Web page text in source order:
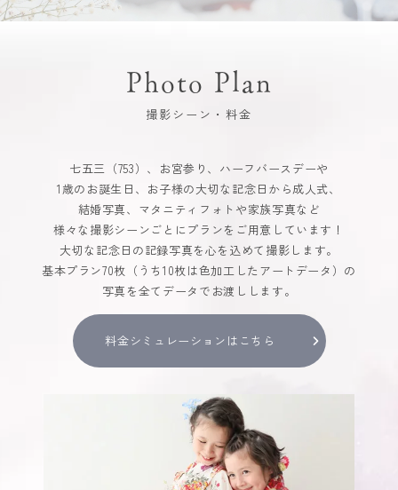
Photo Plan
撮影シーン・料金
七五三（753）、お宮参り、ハーフバースデーや
1歳のお誕生日、お子様の大切な記念日から成人式、
結婚写真、マタニティフォトや家族写真など
様々な撮影シーンごとにプランをご用意しています！
大切な記念日の記録写真を心を込めて撮影します。
基本プラン70枚（うち10枚は色加工したアートデータ）の
写真を全てデータでお渡しします。
料金シミュレーションはこちら